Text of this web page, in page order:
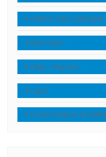
GÖRÜNTÜLÜ DERSLER
Bize Yazın
Giriş – Register
Login
Nasıl Hristiyan